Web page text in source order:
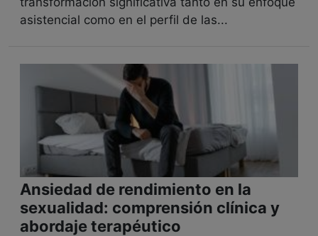
asistencial como en el perfil de las...
Ansiedad de rendimiento en la
sexualidad: comprensión clínica y
abordaje terapéutico